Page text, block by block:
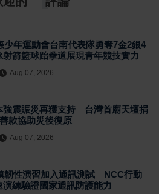
少年運動會台南代表隊勇奪7金2銀4
箭籃球跆拳道展現青年競技實力
Aug 07, 2026
強震賑災再獲支持 台灣首廟天壇捐
款協助災後復原
Aug 07, 2026
韌性演習加入通訊測試 NCC行動
演練驗證國家通訊防護能力